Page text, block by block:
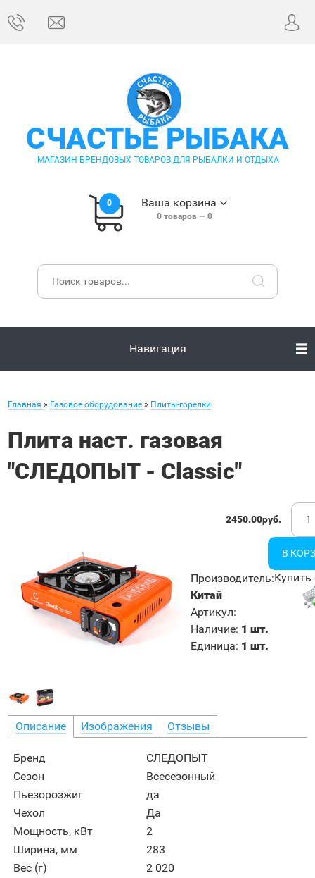
СЧАСТЬЕ РЫБАКА
МАГАЗИН БРЕНДОВЫХ ТОВАРОВ ДЛЯ РЫБАЛКИ И ОТДЫХА
0 Ваша корзина
0товаров — 0
Навигация
Главная » Газовое оборудование » Плиты-горелки
Плита наст. газовая
"СЛЕДОПЫТ - Classic"
2450.00руб.
Производитель:
Китай
Артикул:
Наличие: 1 шт.
Единица: 1 шт.
Купить
Описание Изображения Отзывы
Бренд
СЛЕДОПЫТ
Сезон
Всесезонный
Пьезорозжиг
да
Чехол
Да
Мощность, кВт
2
Ширина, мм
283
Вес (г)
2 020